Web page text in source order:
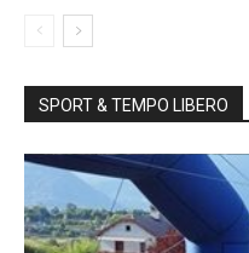
SPORT & TEMPO LIBERO